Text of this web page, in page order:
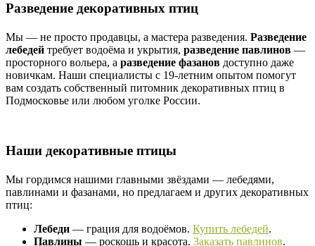
Разведение декоративных птиц
Мы — не просто продавцы, а мастера разведения. Разведение
лебедей требует водоёма и укрытия, разведение павлинов —
просторного вольера, а разведение фазанов доступно даже
новичкам. Наши специалисты с 19-летним опытом помогут
вам создать собственный питомник декоративных птиц в
Подмосковье или любом уголке России.
Наши декоративные птицы
Мы гордимся нашими главными звёздами — лебедями,
павлинами и фазанами, но предлагаем и других декоративных
птиц:
Лебеди — грация для водоёмов. Купить лебедей.
Павлины — роскошь и красота. Заказать павлинов.